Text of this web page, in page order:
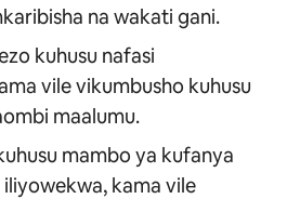
na wakati gani.
kuhusu nafasi
vile vikumbusho kuhusu
maalumu.
mambo ya kufanya
kama vile